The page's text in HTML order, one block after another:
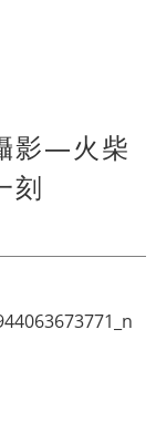
影—火柴
刻